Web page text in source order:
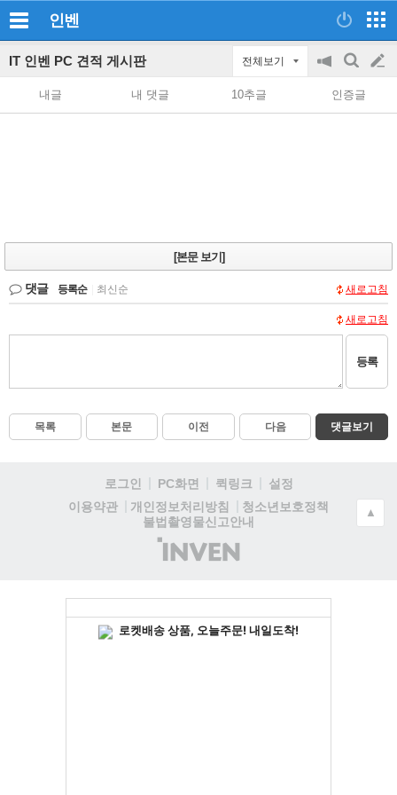
인벤
IT 인벤 PC 견적 게시판 전체보기
공
on/off
검
색
글
쓰
내글 내 댓글 10추글 인증글
[본문 보기]
댓글 등록순 최신순 새로고침
새로고침
등록
목록 본문 이전 다음 댓글보기
로그인 PC화면 퀵링크
설정
이용약관
개인정보처리방침
청소년보호정책
불법촬영물신고안내
(주)
인
▲